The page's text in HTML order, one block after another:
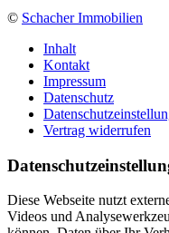
© Schacher Immobilien
Inhalt
Kontakt
Impressum
Datenschutz
Vertrag widerrufen
Diese Webseite nutzt
Videos und